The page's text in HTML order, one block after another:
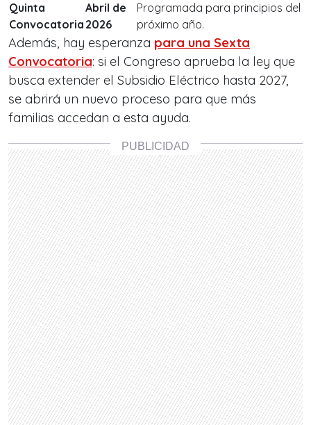
Quinta
Convocatoria
Abril de
2026
Programada para principios del
próximo año.
Además, hay esperanza para una Sexta
Convocatoria: si el Congreso aprueba la ley que
busca extender el Subsidio Eléctrico hasta 2027,
se abrirá un nuevo proceso para que más
familias accedan a esta ayuda.